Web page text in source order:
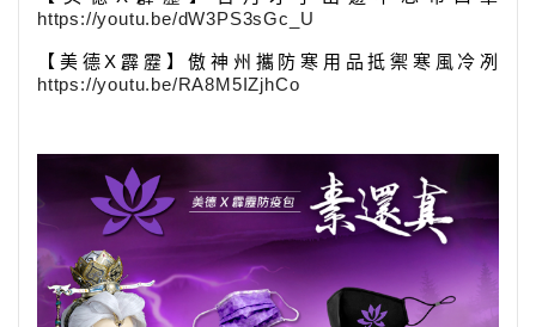
https://youtu.be/dW3PS3sGc_U
【美德X 霹靂】傲神州攜防寒用品抵禦寒風冷冽
https://youtu.be/RA8M5IZjhCo